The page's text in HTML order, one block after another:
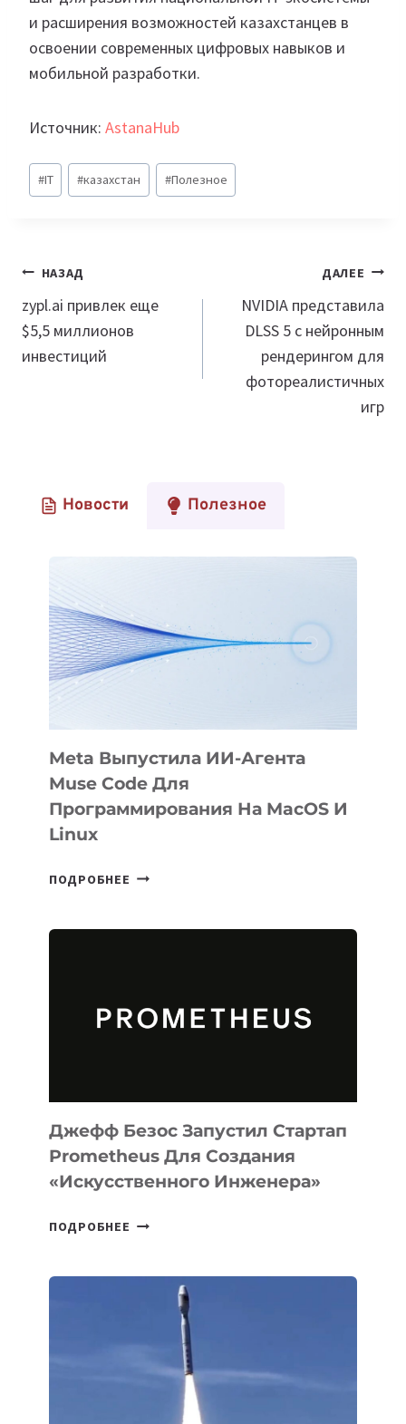
и расширения возможностей казахстанцев в
освоении современных цифровых навыков и
мобильной разработки.
Источник: AstanaHub
Метки
записи:
#IT #казахстан #Полезное
Навигация
по
записям
НАЗАД
zypl.ai привлек еще
$5,5 миллионов
инвестиций
ДАЛЕЕ
NVIDIA представила
DLSS 5 с нейронным
рендерингом для
фотореалистичных
игр
Новости Полезное
Meta Выпустила ИИ-Агента
Muse Code Для
Программирования На MacOS И
Linux
ПОДРОБНЕЕ META
ДЛЯ
ПРОГРАММИРОВАНИЯ
И
LINUX
Джефф Безос Запустил Стартап
Prometheus Для Создания
«искусственного Инженера»
ПОДРОБНЕЕ ДЖЕФФ
СТАРТАП
PROMETHEUS
СОЗДАНИЯ
«ИСКУССТВЕННОГО
ИНЖЕНЕРА»